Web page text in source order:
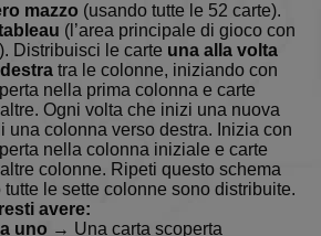
mazzo (usando tutte le 52 carte).
(l’area principale di gioco con
Distribuisci le carte una alla volta
tra le colonne, iniziando con
nella prima colonna e carte
Ogni volta che inizi una nuova
una colonna verso destra. Inizia con
nella colonna iniziale e carte
colonne. Ripeti questo schema
le sette colonne sono distribuite.
avere:
uno → Una carta scoperta